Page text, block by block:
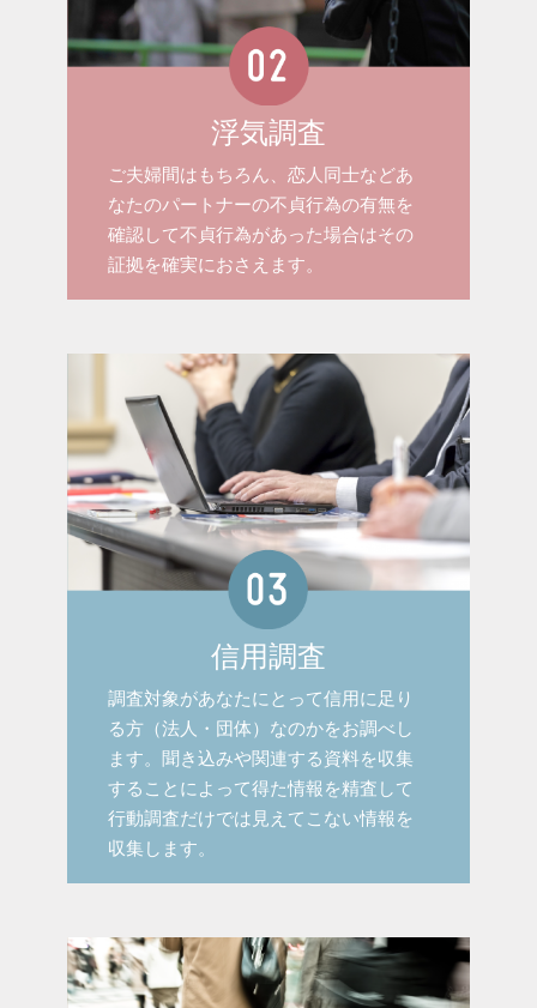
浮気調査
ご夫婦間はもちろん、恋人同士などあ
なたのパートナーの不貞行為の有無を
確認して不貞行為があった場合はその
証拠を確実におさえます。
信用調査
調査対象があなたにとって信用に足り
る方（法人・団体）なのかをお調べし
ます。聞き込みや関連する資料を収集
することによって得た情報を精査して
行動調査だけでは見えてこない情報を
収集します。